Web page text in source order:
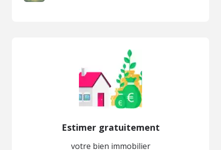
Estimer gratuitement
votre bien immobilier